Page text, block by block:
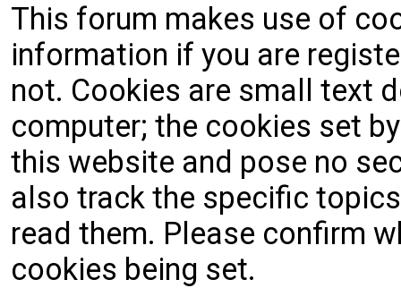
This forum makes use of
information if you are
not. Cookies are small text
computer; the cookies set
this website and pose no
also track the specific
read them. Please confirm
cookies being set.